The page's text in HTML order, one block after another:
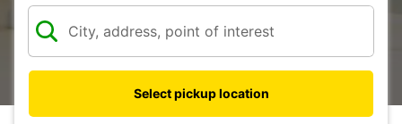
Select pickup location